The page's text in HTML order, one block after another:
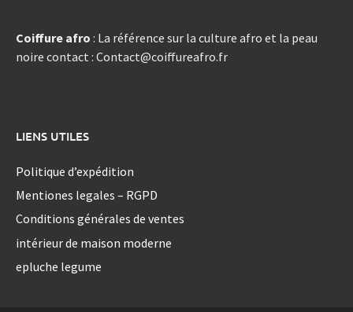
Coiffure afro : La référence sur la culture afro et la peau
noire contact : Contact@coiffureafro.fr
LIENS UTILES
Politique d’expédition
Mentiones legales – RGPD
Conditions générales de ventes
intérieur de maison moderne
epluche legume